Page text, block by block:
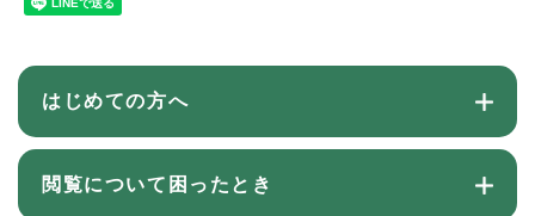
はじめての方へ
閲覧について困ったとき